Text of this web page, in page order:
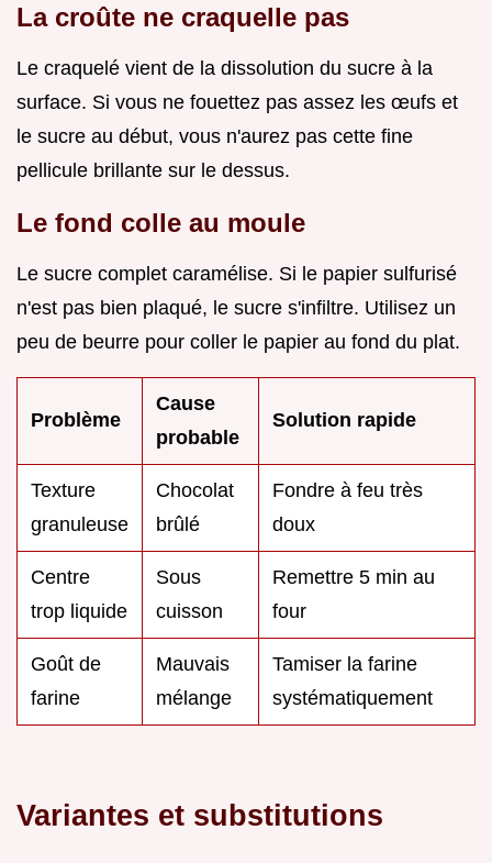
La croûte ne craquelle pas
Le craquelé vient de la dissolution du sucre à la
surface. Si vous ne fouettez pas assez les œufs et
le sucre au début, vous n'aurez pas cette fine
pellicule brillante sur le dessus.
Le fond colle au moule
Le sucre complet caramélise. Si le papier sulfurisé
n'est pas bien plaqué, le sucre s'infiltre. Utilisez un
peu de beurre pour coller le papier au fond du plat.
Problème
Cause
probable
Solution rapide
Texture
granuleuse
Chocolat
brûlé
Fondre à feu très
doux
Centre
trop liquide
Sous
cuisson
Remettre 5 min au
four
Goût de
farine
Mauvais
mélange
Tamiser la farine
systématiquement
Variantes et substitutions